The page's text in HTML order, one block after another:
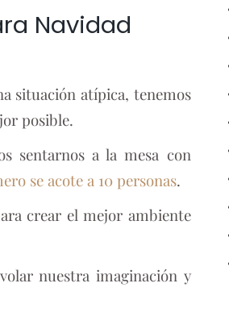
Navidad
situación atípica, tenemos
posible.
sentarnos a la mesa con
se acote a 10 personas.
crear el mejor ambiente
nuestra imaginación y